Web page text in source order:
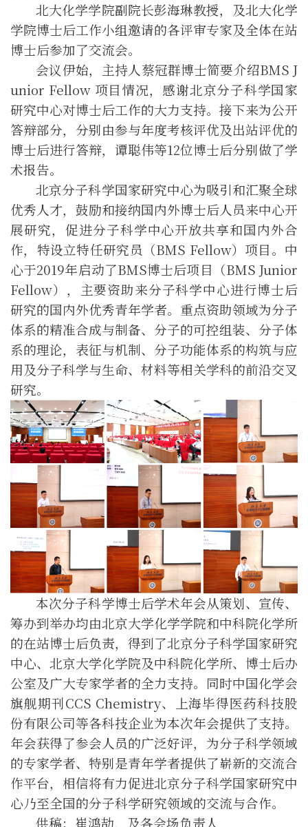
北大化学学院副院长彭海琳教授， 及北大化学
学院博士后工作小组邀请的各评审专家及全体在站
博士后参加了交流会。
会议伊始，主持人蔡冠群博士简要介绍BMS J
unior Fellow 项目情况，感谢北京分子科学国家
研究中心对博士后工作的大力支持。接下来为公开
答辩部分，分别由参与年度考核评优及出站评优的
博士后进行答辩，谭聪伟等12位博士后分别做了学
术报告。
北京分子科学国家研究中心为吸引和汇聚全球
优秀人才，鼓励和接纳国内外博士后人员来中心开
展研究，促进分子科学中心开放共享和国内外合
作，特设立特任研究员（BMS Fellow）项目。中
心于2019年启动了BMS博士后项目（BMS Junior
Fellow），主要资助来分子科学中心进行博士后
研究的国内外优秀青年学者。重点资助领域为分子
体系的精准合成与制备、分子的可控组装、分子体
系的理论，表征与机制、分子功能体系的构筑与应
用及分子科学与生命、材料等相关学科的前沿交叉
研究。
本次分子科学博士后学术年会从策划、宣传、
筹办到举办均由北京大学化学学院和中科院化学所
的在站博士后负责，得到了北京分子科学国家研究
中心、北京大学化学院及中科院化学所、博士后办
公室及广大专家学者的全力支持。同时中国化学会
旗舰期刊CCS Chemistry、
上海毕得医药科技股
份有限公司等各科技企业为本次年会提供了支持。
年会获得了参会人员的广泛好评，为分子科学领域
的专家学者、特别是青年学者提供了崭新的交流合
作平台， 相信将有力促进北京分子科学国家研究中
心乃至全国的分子科学研究领域的交流与合作。
供稿：崔鸿劼，及各会场负责人